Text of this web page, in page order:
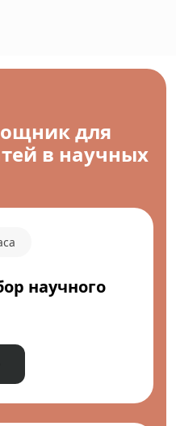
для
в научных
научного